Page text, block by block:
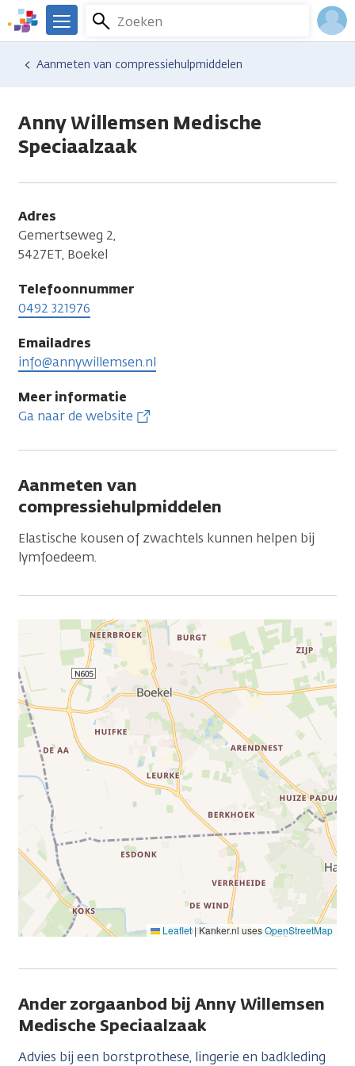
Overslaan
en
naar
We
er
Kanker.nl
Zoeken
Menu
Hulp en ondersteuning
Vind hulp bij kanker
Aanmeten van compressiehulpmiddelen
Anny Willemsen Medische
Speciaalzaak
Adres
Gemertseweg 2,
5427ET, Boekel
Telefoonnummer
0492 321976
Emailadres
info@annywillemsen.nl
Meer informatie
Ga naar de website
Aanmeten van
compressiehulpmiddelen
Elastische kousen of zwachtels kunnen helpen bij
lymfoedeem.
Leaflet |Kanker.nl usesOpenStreetMap
Ander zorgaanbod bij Anny Willemsen
Medische Speciaalzaak
Advies bij een borstprothese, lingerie en badkleding